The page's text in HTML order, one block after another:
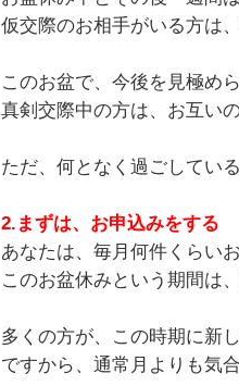
仮交際のお相手がいる方は
このお盆で、今後を見極め
真剣交際中の方は、お互い
ただ、何となく過ごしてい
2.まずは、お申込みをする
あなたは、毎月何件くらい
このお盆休みという期間は
多くの方が、この時期に新
ですから、通常月よりも気